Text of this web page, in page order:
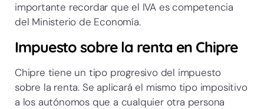
importante recordar que el IVA es competencia
del Ministerio de Economía.
Impuesto sobre la renta en Chipre
Chipre tiene un tipo progresivo del impuesto
sobre la renta. Se aplicará el mismo tipo impositivo
a los autónomos que a cualquier otra persona